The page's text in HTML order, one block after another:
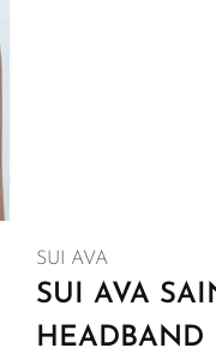
SUI AVA
SUI AVA
HEADBAND